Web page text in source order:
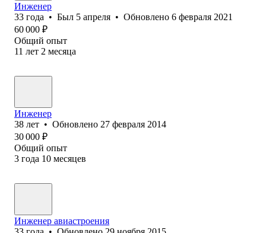
Инженер
33 года • Был 5 апреля • Обновлено 6 февраля 2021
60 000 ₽
Общий опыт
11 лет 2 месяца
Инженер
38 лет • Обновлено 27 февраля 2014
30 000 ₽
Общий опыт
3 года 10 месяцев
Инженер авиастроения